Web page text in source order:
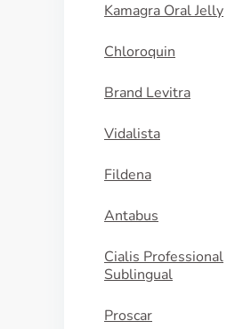
Kamagra Oral Jelly
Chloroquin
Brand Levitra
Vidalista
Fildena
Antabus
Cialis Professional
Sublingual
Proscar